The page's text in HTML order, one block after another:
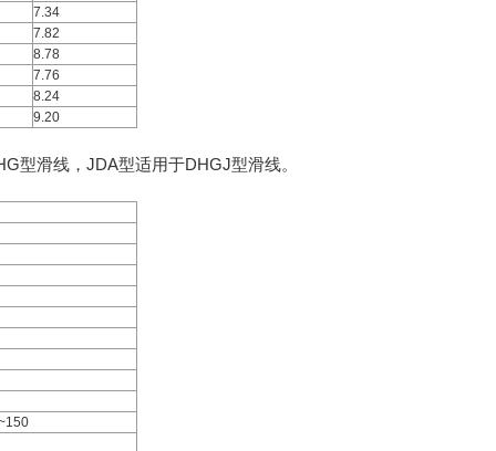
7.34
7.82
8.78
7.76
8.24
9.20
型滑线，JDA型适用于DHGJ型滑线。